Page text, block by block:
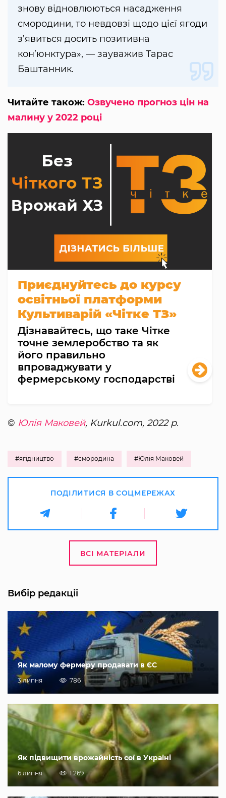
знову відновлюються насадження
смородини, то невдовзі щодо цієї ягоди
з’явиться досить позитивна
кон’юнктура», — зауважив Тарас
Баштанник.
Читайте також: Озвучено прогноз цін на
малину у 2022 році
Приєднуйтесь до курсу
освітньої платформи
Культиварій «Чітке ТЗ»
Дізнавайтесь, що таке Чітке
точне землеробство та як
його правильно
впроваджувати у
фермерському господарстві
© Юлія Маковей, Kurkul.com, 2022 р.
#ягідництво #смородина #Юлія Маковей
ПОДІЛИТИСЯ В СОЦМЕРЕЖАХ
ВСІ МАТЕРІАЛИ
Вибір редакції
Як малому фермеру продавати в ЄС
3 липня 786
Як підвищити врожайність сої в Україні
6 липня 1 269